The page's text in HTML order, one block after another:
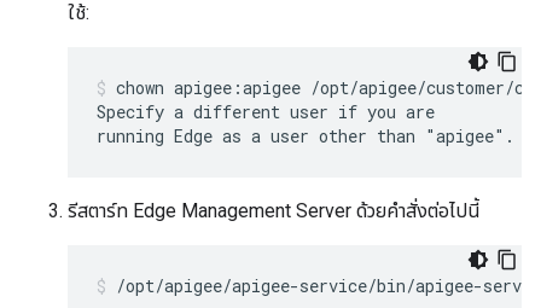
ใช้:
chown apigee:apigee /opt/apigee/customer/
Specify a different user if you are
running Edge as a user other than "apigee".
รีสตาร์ท Edge Management Server ด้วยคำสั่งต่อไปนี้
/opt/apigee/apigee-service/bin/apigee-